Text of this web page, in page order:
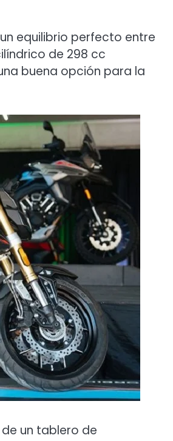
equilibrio perfecto entre
de 298 cc
buena opción para la
un tablero de